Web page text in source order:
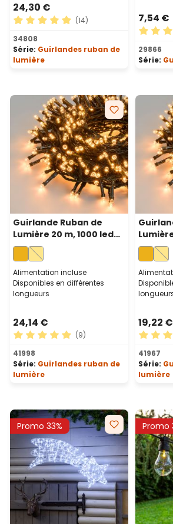
24,30 €
Note moyenne de 5 sur 5 étoiles
(14)
34808
Série: Guirlandes ruban de
lumière
7,54 €
Note
29866
Série:
Guirlande Ruban de
Lumière 20 m, 1000 led
blanc chaud
traditionnel, câble vert
Alimentation incluse
Disponibles en différentes
longueurs
24,14 €
Note moyenne de 4.89 sur 5 étoiles
(9)
41998
Série: Guirlandes ruban de
lumière
blanc
19,22 €
Note
41967
Série:
lumière
Promo 33% Promo